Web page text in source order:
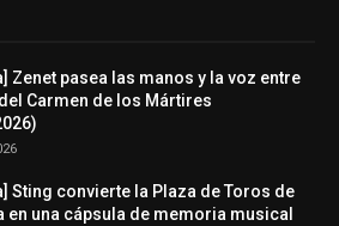
Zenet pasea las manos y la voz entre
Carmen de los Mártires
Sting convierte la Plaza de Toros de
en una cápsula de memoria musical